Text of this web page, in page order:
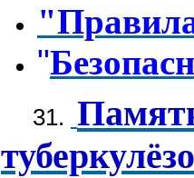
"
31.